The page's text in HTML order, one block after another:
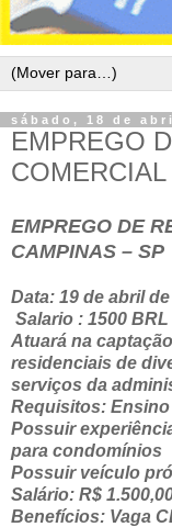
sábado, 18 de
EMPREGO
EMPREGO DE
CAMPINAS – SP
Data: 19 de abril
Salario : 1500 BRL
Atuará na
residenciais de
serviços da
Requisitos:
Possuir
para condomínios
Possuir veículo
Salário: R$
Benefícios: Vaga